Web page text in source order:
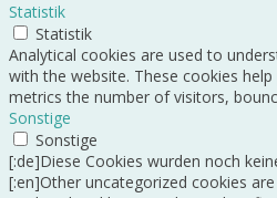
Statistik
Statistik
Analytical cookies are used to
with the website. These cookies
metrics the number of visitors,
Sonstige
Sonstige
[:de]Diese Cookies wurden noch
[:en]Other uncategorized cookies